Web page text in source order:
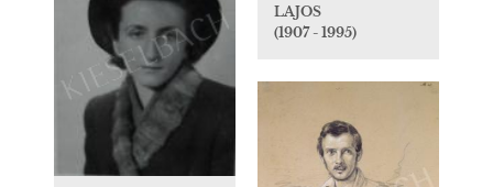
LAJOS
(1907 - 1995)